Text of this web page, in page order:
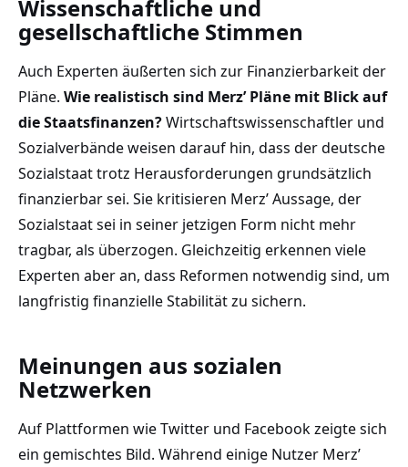
Wissenschaftliche und
gesellschaftliche Stimmen
Auch Experten äußerten sich zur Finanzierbarkeit der
Pläne. Wie realistisch sind Merz’ Pläne mit Blick auf
die Staatsfinanzen?Wirtschaftswissenschaftler und
Sozialverbände weisen darauf hin, dass der deutsche
Sozialstaat trotz Herausforderungen grundsätzlich
finanzierbar sei. Sie kritisieren Merz’ Aussage, der
Sozialstaat sei in seiner jetzigen Form nicht mehr
tragbar, als überzogen. Gleichzeitig erkennen viele
Experten aber an, dass Reformen notwendig sind, um
langfristig finanzielle Stabilität zu sichern.
Meinungen aus sozialen
Netzwerken
Auf Plattformen wie Twitter und Facebook zeigte sich
ein gemischtes Bild. Während einige Nutzer Merz’